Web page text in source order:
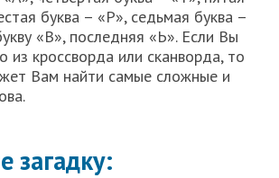
буква – «Р», седьмая буква –
«В», последняя «Ь». Если Вы
из кроссворда или сканворда, то
Вам найти самые сложные и
загадку: